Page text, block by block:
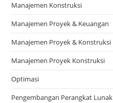
Manajemen Konstruksi
Manajemen Proyek & Keuangan
Manajemen Proyek & Konstruksi
Manajemen Proyek Konstruksi
Optimasi
Pengembangan Perangkat Lunak